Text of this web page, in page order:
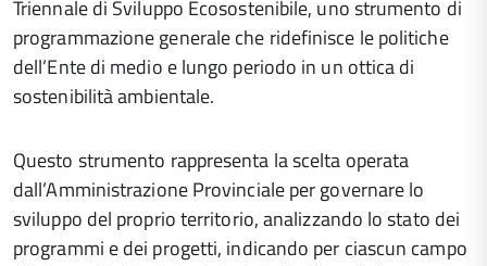
Triennale di Sviluppo Ecosostenibile, uno strumento di
programmazione generale che ridefinisce le politiche
dell’Ente di medio e lungo periodo in un ottica di
sostenibilità ambientale.
Questo strumento rappresenta la scelta operata
dall’Amministrazione Provinciale per governare lo
sviluppo del proprio territorio, analizzando lo stato dei
programmi e dei progetti, indicando per ciascun campo